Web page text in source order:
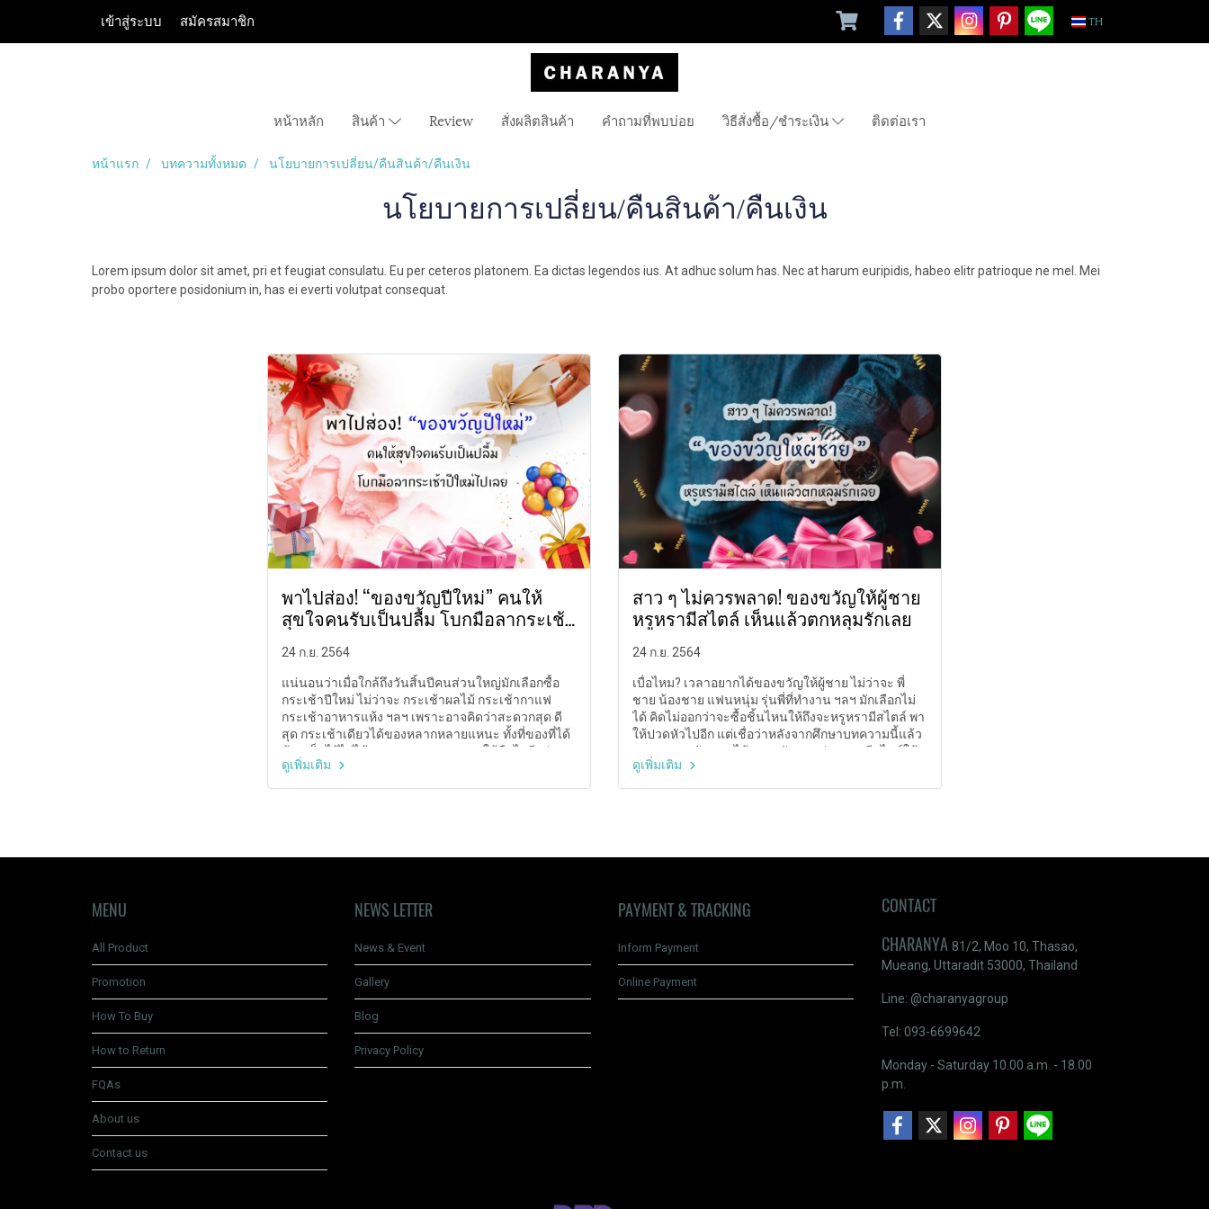
เข้าสู่ระบบ สมัครสมาชิก TH
หน้าหลัก สินค้า Review สั่งผลิตสินค้า คำถามที่พบบ่อย วิธีสั่งซื้อ/ชำระเงิน ติดต่อเรา
หน้าแรก บทความทั้งหมด นโยบายการเปลี่ยน/คืนสินค้า/คืนเงิน
นโยบายการเปลี่ยน/คืนสินค้า/คืนเงิน
Lorem ipsum dolor sit amet, pri et feugiat consulatu. Eu per ceteros platonem. Ea dictas legendos ius. At adhuc solum has. Nec at harum euripidis, habeo elitr patrioque ne mel. Mei
probo oportere posidonium in, has ei everti volutpat consequat.
พาไปส่อง! “ของขวัญปีใหม่” คนให้
สุขใจคนรับเป็นปลื้ม โบกมือลากระเช้า
24 ก.ย. 2564
แน่นอนว่าเมื่อใกล้ถึงวันสิ้นปีคนส่วนใหญ่มักเลือกซื้อ
กระเช้าปีใหม่ ไม่ว่าจะ กระเช้าผลไม้ กระเช้ากาแฟ
กระเช้าอาหารแห้ง ฯลฯ เพราะอาจคิดว่าสะดวกสุด ดี
สุด กระเช้าเดียวได้ของหลากหลายแหนะ ทั้งที่ของที่ได้
ล้วนเก็บไว้ไม่ได้นาน เผลอ ๆ หลายคนให้ลืมไปอีกว่า
กระเช้าไหนของใคร ซึ่งจริง ๆ แล้วยังมีของขวัญปีใหม่
อื่น ๆ ที่น่าสนใจ แถมยังเก็บไว้ได้นานนม ไม่ลืมเลือนกัน
ดูเพิ่มเติม
สาว ๆ ไม่ควรพลาด! ของขวัญให้ผู้ชาย
หรูหรามีสไตล์ เห็นแล้วตกหลุมรักเลย
24 ก.ย. 2564
เบื่อไหม? เวลาอยากได้ของขวัญให้ผู้ชาย ไม่ว่าจะ พี่
ชาย น้องชาย แฟนหนุ่ม รุ่นพี่ที่ทำงาน ฯลฯ มักเลือกไม่
ได้ คิดไม่ออกว่าจะซื้อชิ้นไหนให้ถึงจะหรูหรามีสไตล์ พา
ให้ปวดหัวไปอีก แต่เชื่อว่าหลังจากศึกษาบทความนี้แล้ว
คงหายปวดหัว แถมได้ของขวัญสุดเท่หรูหรามีสไตล์ให้
คุณผู้ชายเห็นแล้วตกหลุมรักแน่นอน สาว ๆ คนไหนไม่
อยากพลาดรีบตามเราไปดูกันเลย
ดูเพิ่มเติม
MENU
All Product
Promotion
How To Buy
How to Return
FQAs
About us
Contact us
NEWS LETTER
News & Event
Gallery
Blog
Privacy Policy
PAYMENT & TRACKING
Inform Payment
Online Payment
CONTACT
CHARANYA 81/2, Moo 10, Thasao,
Mueang, Uttaradit 53000, Thailand
Line: @charanyagroup
Tel: 093-6699642
Monday - Saturday 10.00 a.m. - 18.00
p.m.